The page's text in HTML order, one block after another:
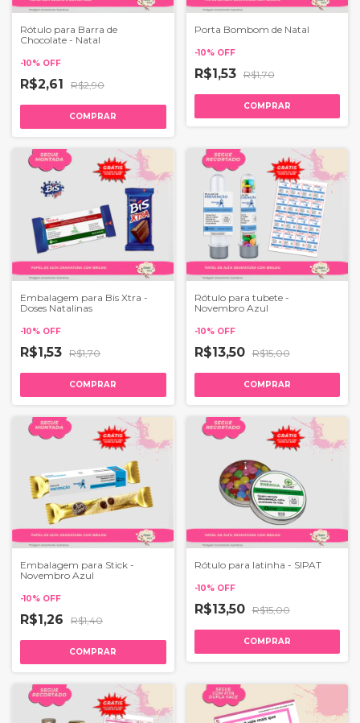
Rótulo para Barra de
Chocolate - Natal
-10% OFF
R$2,61 R$2,90
COMPRAR
Porta Bombom de Natal
-10% OFF
R$1,53 R$1,70
COMPRAR
Embalagem para Bis Xtra -
Doses Natalinas
-10% OFF
R$1,53 R$1,70
COMPRAR
Rótulo para tubete -
Novembro Azul
-10% OFF
R$13,50 R$15,00
COMPRAR
Embalagem para Stick -
Novembro Azul
-10% OFF
R$1,26 R$1,40
COMPRAR
Rótulo para latinha - SIPAT
-10% OFF
R$13,50 R$15,00
COMPRAR